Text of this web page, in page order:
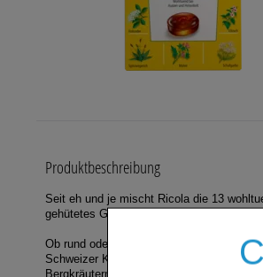
Raucherentwöhnung
Produktbeschreibung
Seit eh und je mischt Ricola die 13
gehütetes Geheimnis.
Ob rund oder eckig, ohne oder mit
Schweizer Kräuterzucker ist seit 1940
Bergkräutern, die das Herz eines jeden